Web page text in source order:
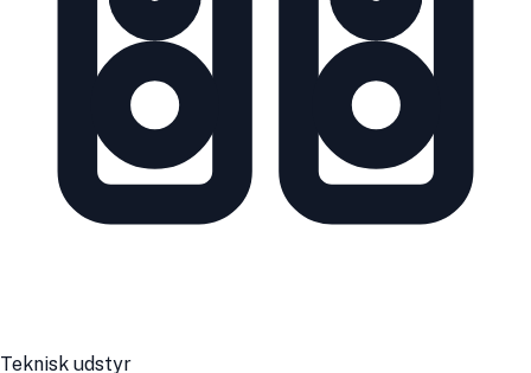
Teknisk udstyr